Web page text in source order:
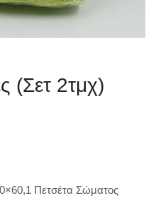
(Σετ 2τμχ)
Πετσέτα Σώματος